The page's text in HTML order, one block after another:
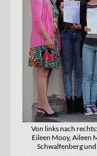
Von links nach
Eileen Mooy, Aileen
Schwalfenberg